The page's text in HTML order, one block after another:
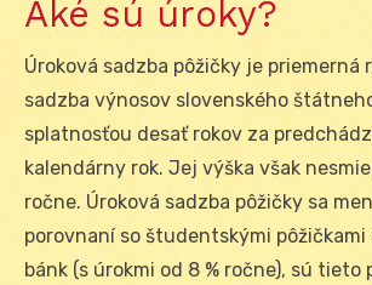
Aké sú úroky?
Úroková sadzba pôžičky je priemerná
sadzba výnosov slovenského
splatnosťou desať rokov za
kalendárny rok. Jej výška však
ročne. Úroková sadzba pôžičky sa
porovnaní so študentskými
bánk (s úrokmi od 8 % ročne), sú tieto